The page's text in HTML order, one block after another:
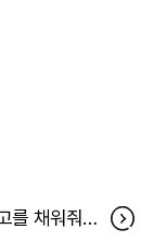
냉장고를 채워줘 155차 당첨자(12월 30일~1월 5일)